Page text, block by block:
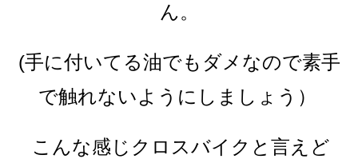
ん。
(手に付いてる油でもダメなので素手
で触れないようにしましょう）
こんな感じクロスバイクと言えど